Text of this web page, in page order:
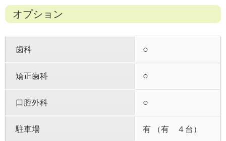
オプション
歯科 ○
矯正歯科 ○
口腔外科 ○
駐車場 有 （有 ４台）